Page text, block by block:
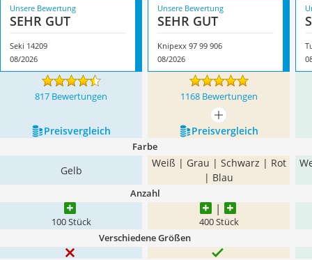
Unsere Bewertung
SEHR GUT
Seki 14209
08/2026
Unsere Bewertung
SEHR GUT
Knipexx 97 99 906
08/2026
817 Bewertungen 1168 Bewertungen
mehr anzeigen
Preis­vergleich
Preis­vergleich
Farbe
Gelb
Weiß | Grau | Schwarz | Rot
| Blau
Anzahl
100 Stück 400 Stück
Verschiedene Größen